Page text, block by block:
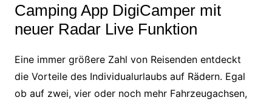
Camping App DigiCamper mit
neuer Radar Live Funktion
Eine immer größere Zahl von Reisenden entdeckt
die Vorteile des Individualurlaubs auf Rädern. Egal
ob auf zwei, vier oder noch mehr Fahrzeugachsen,